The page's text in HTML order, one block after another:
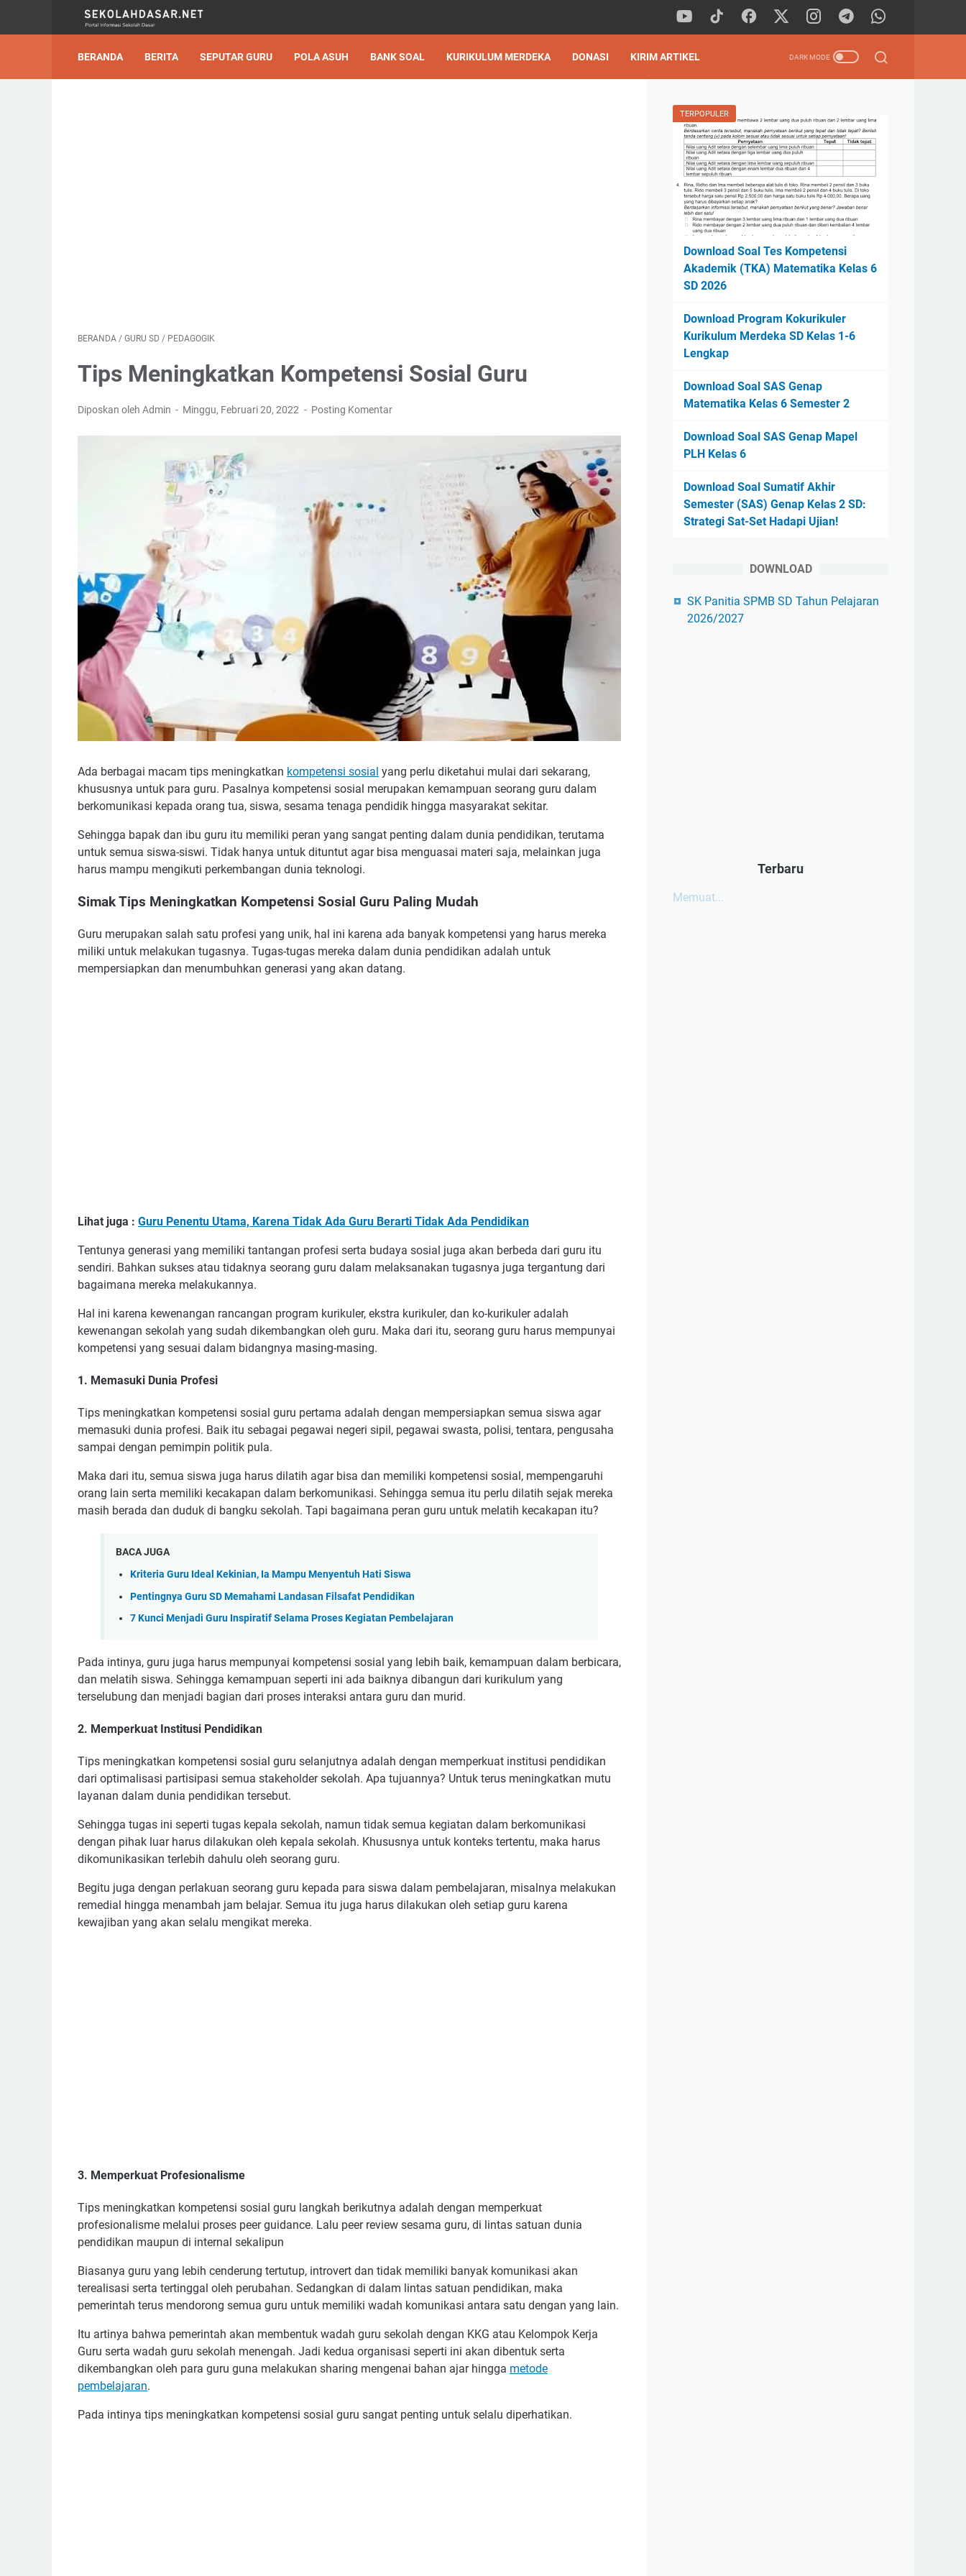
BERANDA BERITA SEPUTAR GURU POLA ASUH BANK SOAL KURIKULUM MERDEKA DONASI KIRIM ARTIKEL
BERANDA / GURU SD / PEDAGOGIK
Tips Meningkatkan Kompetensi Sosial Guru
Diposkan oleh Admin Minggu, Februari 20, 2022 Posting Komentar
Ada berbagai macam tips meningkatkan kompetensi sosial yang perlu diketahui mulai dari sekarang,
khususnya untuk para guru. Pasalnya kompetensi sosial merupakan kemampuan seorang guru dalam
berkomunikasi kepada orang tua, siswa, sesama tenaga pendidik hingga masyarakat sekitar.
Sehingga bapak dan ibu guru itu memiliki peran yang sangat penting dalam dunia pendidikan, terutama
untuk semua siswa-siswi. Tidak hanya untuk dituntut agar bisa menguasai materi saja, melainkan juga
harus mampu mengikuti perkembangan dunia teknologi.
Simak Tips Meningkatkan Kompetensi Sosial Guru Paling Mudah
Guru merupakan salah satu profesi yang unik, hal ini karena ada banyak kompetensi yang harus mereka
miliki untuk melakukan tugasnya. Tugas-tugas mereka dalam dunia pendidikan adalah untuk
mempersiapkan dan menumbuhkan generasi yang akan datang.
Lihat juga : Guru Penentu Utama, Karena Tidak Ada Guru Berarti Tidak Ada Pendidikan
Tentunya generasi yang memiliki tantangan profesi serta budaya sosial juga akan berbeda dari guru itu
sendiri. Bahkan sukses atau tidaknya seorang guru dalam melaksanakan tugasnya juga tergantung dari
bagaimana mereka melakukannya.
Hal ini karena kewenangan rancangan program kurikuler, ekstra kurikuler, dan ko-kurikuler adalah
kewenangan sekolah yang sudah dikembangkan oleh guru. Maka dari itu, seorang guru harus mempunyai
kompetensi yang sesuai dalam bidangnya masing-masing.
1. Memasuki Dunia Profesi
Tips meningkatkan kompetensi sosial guru pertama adalah dengan mempersiapkan semua siswa agar
memasuki dunia profesi. Baik itu sebagai pegawai negeri sipil, pegawai swasta, polisi, tentara, pengusaha
sampai dengan pemimpin politik pula.
Maka dari itu, semua siswa juga harus dilatih agar bisa dan memiliki kompetensi sosial, mempengaruhi
orang lain serta memiliki kecakapan dalam berkomunikasi. Sehingga semua itu perlu dilatih sejak mereka
masih berada dan duduk di bangku sekolah. Tapi bagaimana peran guru untuk melatih kecakapan itu?
BACA JUGA
Kriteria Guru Ideal Kekinian, Ia Mampu Menyentuh Hati Siswa
Pentingnya Guru SD Memahami Landasan Filsafat Pendidikan
7 Kunci Menjadi Guru Inspiratif Selama Proses Kegiatan Pembelajaran
Pada intinya, guru juga harus mempunyai kompetensi sosial yang lebih baik, kemampuan dalam berbicara,
dan melatih siswa. Sehingga kemampuan seperti ini ada baiknya dibangun dari kurikulum yang
terselubung dan menjadi bagian dari proses interaksi antara guru dan murid.
2. Memperkuat Institusi Pendidikan
Tips meningkatkan kompetensi sosial guru selanjutnya adalah dengan memperkuat institusi pendidikan
dari optimalisasi partisipasi semua stakeholder sekolah. Apa tujuannya? Untuk terus meningkatkan mutu
layanan dalam dunia pendidikan tersebut.
Sehingga tugas ini seperti tugas kepala sekolah, namun tidak semua kegiatan dalam berkomunikasi
dengan pihak luar harus dilakukan oleh kepala sekolah. Khususnya untuk konteks tertentu, maka harus
dikomunikasikan terlebih dahulu oleh seorang guru.
Begitu juga dengan perlakuan seorang guru kepada para siswa dalam pembelajaran, misalnya melakukan
remedial hingga menambah jam belajar. Semua itu juga harus dilakukan oleh setiap guru karena
kewajiban yang akan selalu mengikat mereka.
3. Memperkuat Profesionalisme
Tips meningkatkan kompetensi sosial guru langkah berikutnya adalah dengan memperkuat
profesionalisme melalui proses peer guidance. Lalu peer review sesama guru, di lintas satuan dunia
pendidikan maupun di internal sekalipun
Biasanya guru yang lebih cenderung tertutup, introvert dan tidak memiliki banyak komunikasi akan
terealisasi serta tertinggal oleh perubahan. Sedangkan di dalam lintas satuan pendidikan, maka
pemerintah terus mendorong semua guru untuk memiliki wadah komunikasi antara satu dengan yang lain.
Itu artinya bahwa pemerintah akan membentuk wadah guru sekolah dengan KKG atau Kelompok Kerja
Guru serta wadah guru sekolah menengah. Jadi kedua organisasi seperti ini akan dibentuk serta
dikembangkan oleh para guru guna melakukan sharing mengenai bahan ajar hingga metode
pembelajaran.
Pada intinya tips meningkatkan kompetensi sosial guru sangat penting untuk selalu diperhatikan.
TERPOPULER
Download Soal Tes Kompetensi
Akademik (TKA) Matematika Kelas 6
SD 2026
Download Program Kokurikuler
Kurikulum Merdeka SD Kelas 1-6
Lengkap
Download Soal SAS Genap
Matematika Kelas 6 Semester 2
Download Soal SAS Genap Mapel
PLH Kelas 6
Download Soal Sumatif Akhir
Semester (SAS) Genap Kelas 2 SD:
Strategi Sat-Set Hadapi Ujian!
DOWNLOAD
SK Panitia SPMB SD Tahun Pelajaran
2026/2027
Terbaru
Memuat...